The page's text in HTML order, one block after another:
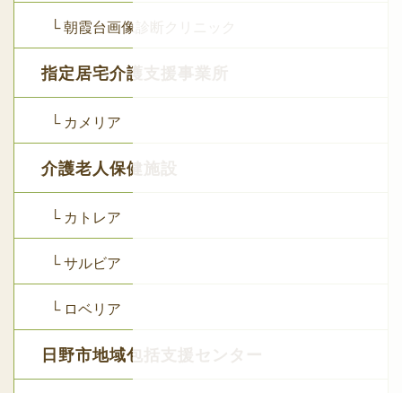
└ 朝霞台画像診断クリニック
指定居宅介護支援事業所
└ カメリア
介護老人保健施設
└ カトレア
└ サルビア
└ ロベリア
日野市地域包括支援センター